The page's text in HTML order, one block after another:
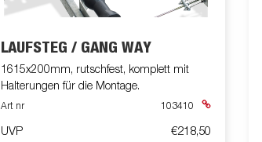
LAUFSTEG / GANG WAY
1615x200mm, rutschfest, komplett mit
Halterungen für die Montage.
Art nr 103410
UVP €218,50